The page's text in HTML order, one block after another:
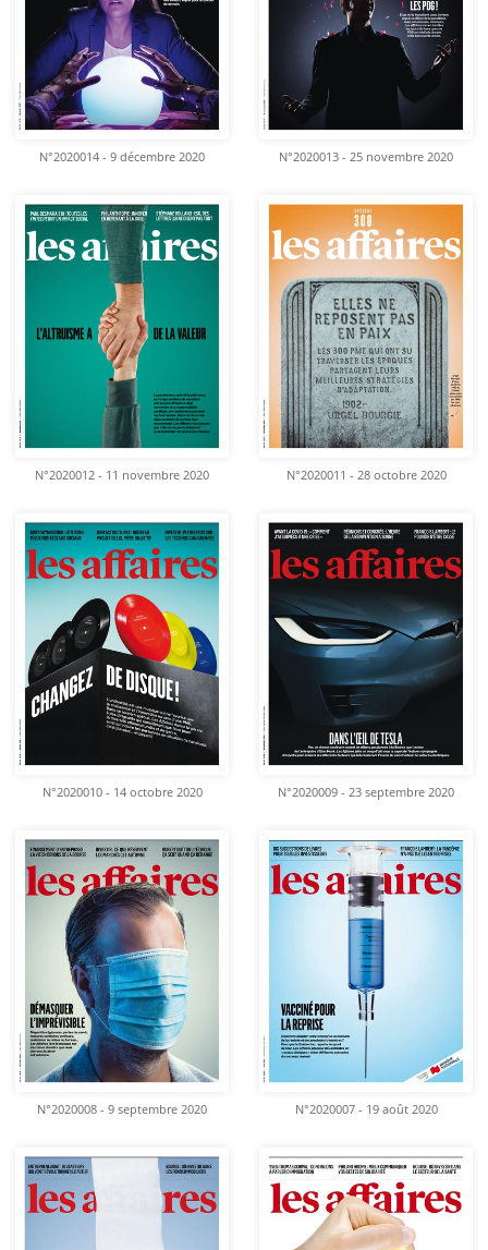
N°2020014 - 9 décembre 2020 N°2020013 - 25 novembre 2020
N°2020012 - 11 novembre 2020 N°2020011 - 28 octobre 2020
N°2020010 - 14 octobre 2020 N°2020009 - 23 septembre 2020
N°2020008 - 9 septembre 2020 N°2020007 - 19 août 2020